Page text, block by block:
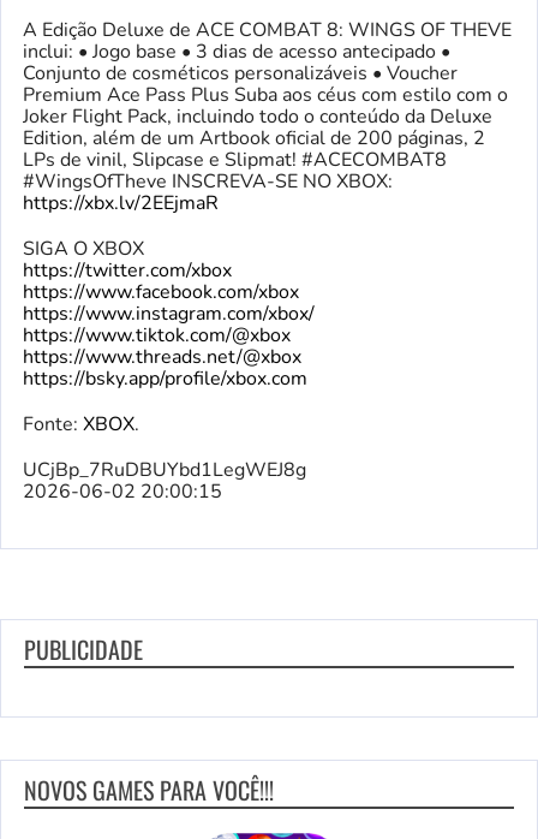
A Edição Deluxe de ACE COMBAT 8: WINGS OF THEVE
inclui: • Jogo base • 3 dias de acesso antecipado •
Conjunto de cosméticos personalizáveis ​​• Voucher
Premium Ace Pass Plus Suba aos céus com estilo com o
Joker Flight Pack, incluindo todo o conteúdo da Deluxe
Edition, além de um Artbook oficial de 200 páginas, 2
LPs de vinil, Slipcase e Slipmat! #ACECOMBAT8
#WingsOfTheve INSCREVA-SE NO XBOX:
https://xbx.lv/2EEjmaR
SIGA O XBOX
https://twitter.com/xbox
https://www.facebook.com/xbox
https://www.instagram.com/xbox/
https://www.tiktok.com/@xbox
https://www.threads.net/@xbox
https://bsky.app/profile/xbox.com
Fonte: XBOX.
UCjBp_7RuDBUYbd1LegWEJ8g
2026-06-02 20:00:15
PUBLICIDADE
NOVOS GAMES PARA VOCÊ!!!